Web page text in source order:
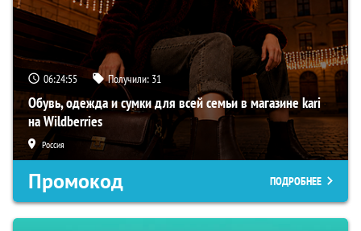
06:24:54 Получили: 31
Обувь, одежда и сумки для всей семьи в магазине kari
на Wildberries
Россия
Промокод ПОДРОБНЕЕ